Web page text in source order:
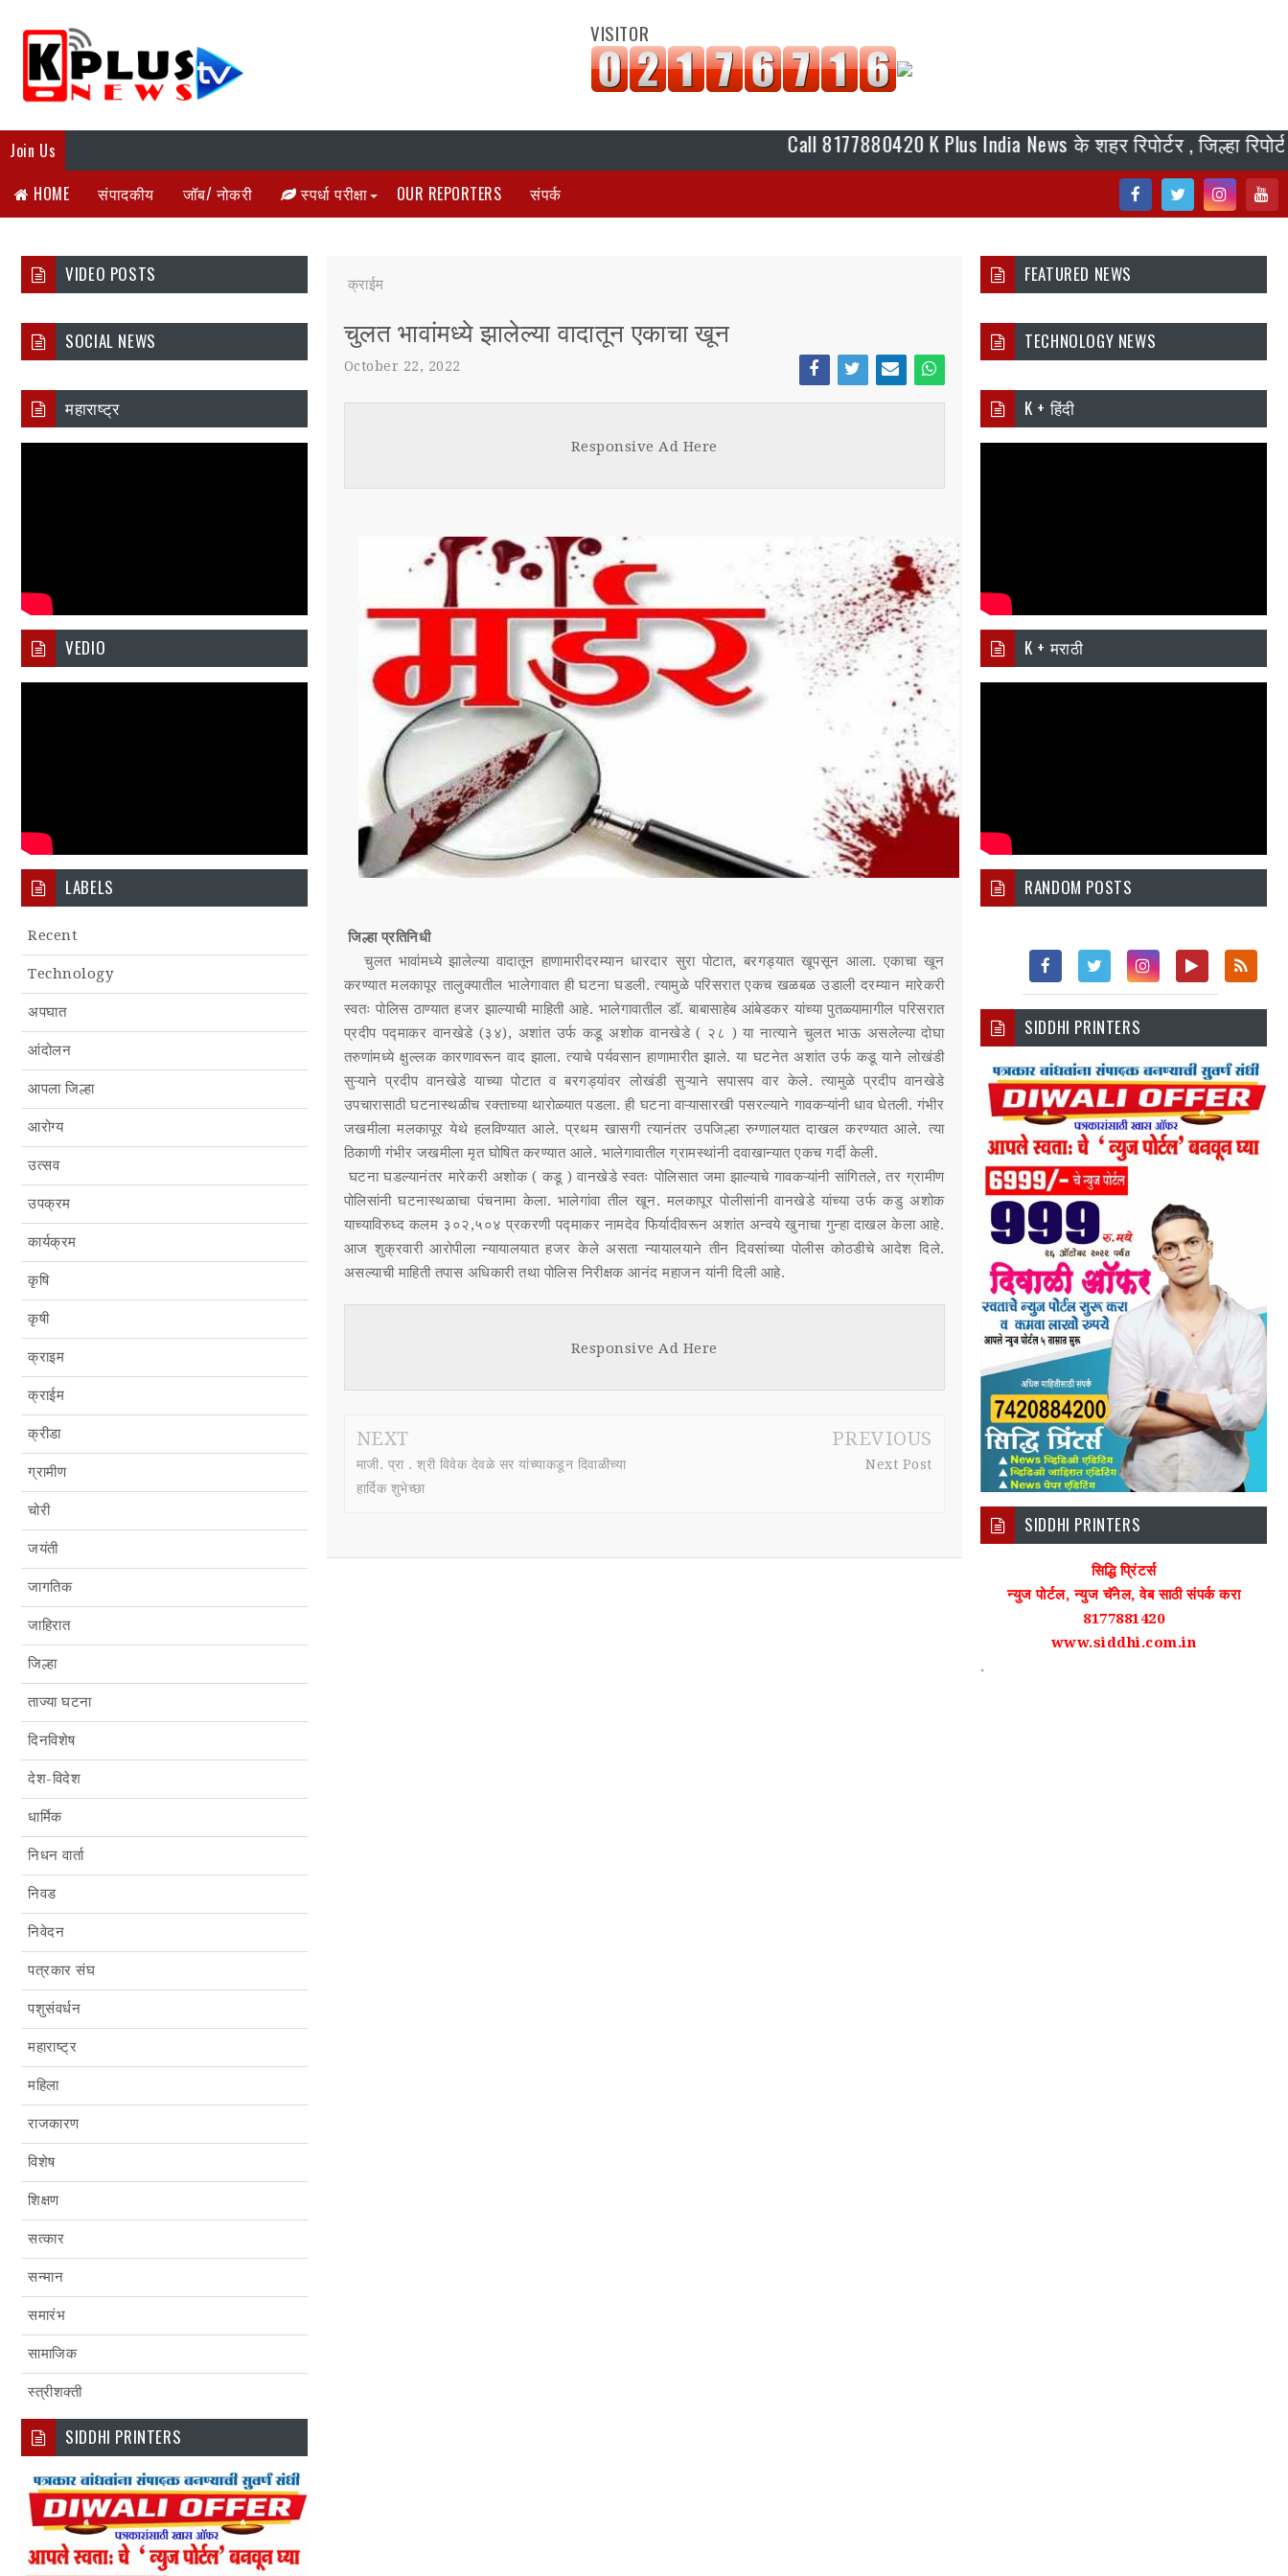
VISITOR
Join Us Call 8177880420 K Plus India News के शहर रिपोर्टर , जिल्हा रिपोर्टर,
ebo
ok
tter
agr
am
tub
e
HOME संपादकीय जॉब/ नोकरी स्पर्धा परीक्षा OUR REPORTERS संपर्क
VIDEO POSTS
SOCIAL NEWS
महाराष्ट्र
VEDIO
LABELS
Recent
Technology
अपघात
आंदोलन
आपला जिल्हा
आरोग्य
उत्सव
उपक्रम
कार्यक्रम
कृषि
कृषी
क्राइम
क्राईम
क्रीडा
ग्रामीण
चोरी
जयंती
जागतिक
जाहिरात
जिल्हा
ताज्या घटना
दिनविशेष
देश-विदेश
धार्मिक
निधन वार्ता
निवड
निवेदन
पत्रकार संघ
पशुसंवर्धन
महाराष्ट्र
महिला
राजकारण
विशेष
शिक्षण
सत्कार
सन्मान
समारंभ
सामाजिक
स्त्रीशक्ती
SIDDHI PRINTERS
क्राईम
चुलत भावांमध्ये झालेल्या वादातून एकाचा खून
October 22, 2022
Face
Twi
Ema
Wh
Responsive Ad Here
जिल्हा प्रतिनिधी
चुलत भावांमध्ये झालेल्या वादातून हाणामारीदरम्यान धारदार सुरा पोटात, बरगड्यात खूपसून आला. एकाचा खून
करण्यात मलकापूर तालुक्यातील भालेगावात ही घटना घडली. त्यामुळे परिसरात एकच खळबळ उडाली दरम्यान मारेकरी
स्वतः पोलिस ठाण्यात हजर झाल्याची माहिती आहे. भालेगावातील डॉ. बाबासाहेब आंबेडकर यांच्या पुतळ्यामागील परिसरात
प्रदीप पद्माकर वानखेडे (३४), अशांत उर्फ कडू अशोक वानखेडे ( २८ ) या नात्याने चुलत भाऊ असलेल्या दोघा
तरुणांमध्ये क्षुल्लक कारणावरून वाद झाला. त्याचे पर्यवसान हाणामारीत झाले. या घटनेत अशांत उर्फ कडू याने लोखंडी
सुऱ्याने प्रदीप वानखेडे याच्या पोटात व बरगड्यांवर लोखंडी सुऱ्याने सपासप वार केले. त्यामुळे प्रदीप वानखेडे
उपचारासाठी घटनास्थळीच रक्ताच्या थारोळ्यात पडला. ही घटना वाऱ्यासारखी पसरल्याने गावकऱ्यांनी धाव घेतली. गंभीर
जखमीला मलकापूर येथे हलविण्यात आले. प्रथम खासगी त्यानंतर उपजिल्हा रुग्णालयात दाखल करण्यात आले. त्या
ठिकाणी गंभीर जखमीला मृत घोषित करण्यात आले. भालेगावातील ग्रामस्थांनी दवाखान्यात एकच गर्दी केली.
घटना घडल्यानंतर मारेकरी अशोक ( कडू ) वानखेडे स्वतः पोलिसात जमा झाल्याचे गावकऱ्यांनी सांगितले, तर ग्रामीण
पोलिसांनी घटनास्थळाचा पंचनामा केला. भालेगांवा तील खून. मलकापूर पोलीसांनी वानखेडे यांच्या उर्फ कडु अशोक
याच्याविरुध्द कलम ३०२,५०४ प्रकरणी पद्माकर नामदेव फिर्यादीवरून अशांत अन्वये खुनाचा गुन्हा दाखल केला आहे.
आज शुक्रवारी आरोपीला न्यायालयात हजर केले असता न्यायालयाने तीन दिवसांच्या पोलीस कोठडीचे आदेश दिले.
असल्याची माहिती तपास अधिकारी तथा पोलिस निरीक्षक आनंद महाजन यांनी दिली आहे.
Responsive Ad Here
NEXT
माजी. प्रा . श्री विवेक देवळे सर यांच्याकडून दिवाळीच्या
हार्दिक शुभेच्छा
PREVIOUS
Next Post
FEATURED NEWS
TECHNOLOGY NEWS
K + हिंदी
K + मराठी
RANDOM POSTS
Fac
Ebo
Ok
Twi
Tter
Inst
Agr
Am
You
E
SIDDHI PRINTERS
SIDDHI PRINTERS
सिद्धि प्रिंटर्स
न्युज पोर्टल, न्युज चॅनेल, वेब साठी संपर्क करा
8177881420
www.siddhi.com.in
.